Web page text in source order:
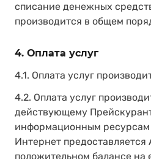
списание денежных
производится в общем
4. Оплата услуг
4.1. Оплата услуг
4.2. Оплата услуг
действующему
информационным ресурсам
Интернет
положительном балансе на